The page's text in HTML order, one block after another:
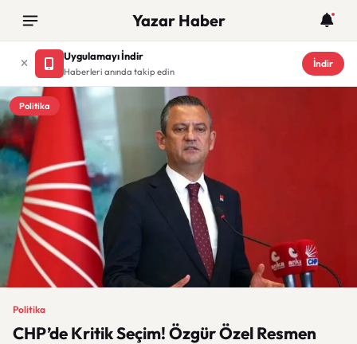
Yazar Haber
Uygulamayı İndir
Haberleri anında takip edin
İndir
Politika
Politika
CHP’de Kritik Seçim! Özgür Özel Resmen